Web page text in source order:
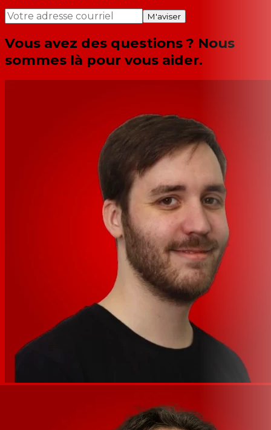
M'aviser
Vous avez des questions ? Nous
sommes là pour vous aider.